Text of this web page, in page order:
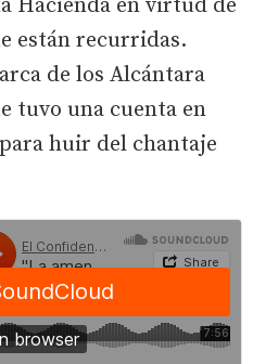
Hacienda en virtud de
están recurridas.
de los Alcántara
tuvo una cuenta en
huir del chantaje